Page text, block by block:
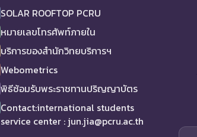
SOLAR ROOFTOP PCRU
หมายเลขโทรศัพท์ภายใน
บริการของสำนักวิทยบริการฯ
Webometrics
พิธีซ้อมรับพระราชทานปริญญาบัตร
Contact:international students
service center : jun.jia@pcru.ac.th